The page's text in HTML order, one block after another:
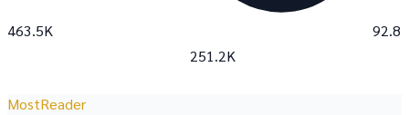
463.5K
251.2K
92.8K
MostReader